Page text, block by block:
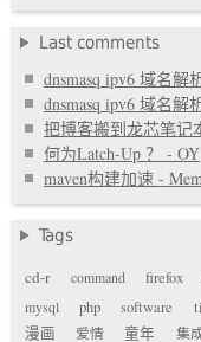
Last comments
dnsmasq ipv6 域名解
dnsmasq ipv6 域名解
把博客搬到龙芯笔记
何为Latch-Up ？ - OY
maven构建加速 -
Tags
cd-r
command firefox
mysql
php software
漫画
爱情 童年 集